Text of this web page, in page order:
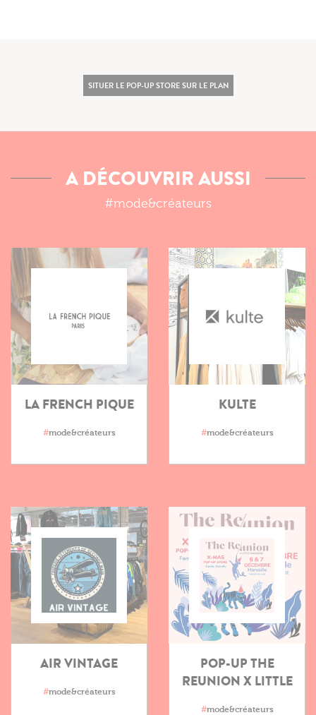
SITUER LE POP-UP STORE SUR LE PLAN
A DÉCOUVRIR AUSSI
#mode&créateurs
LA FRENCH PIQUE
#mode&créateurs
KULTE
#mode&créateurs
AIR VINTAGE
#mode&créateurs
POP-UP THE
REUNION X LITTLE
#mode&créateurs